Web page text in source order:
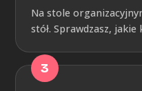
Na stole
stół. Sprawdzasz,